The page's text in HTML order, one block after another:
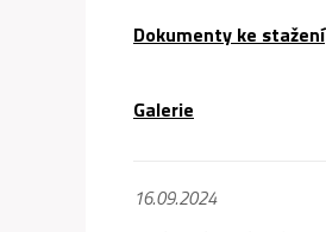
Dokumenty ke stažení
Galerie
16.09.2024